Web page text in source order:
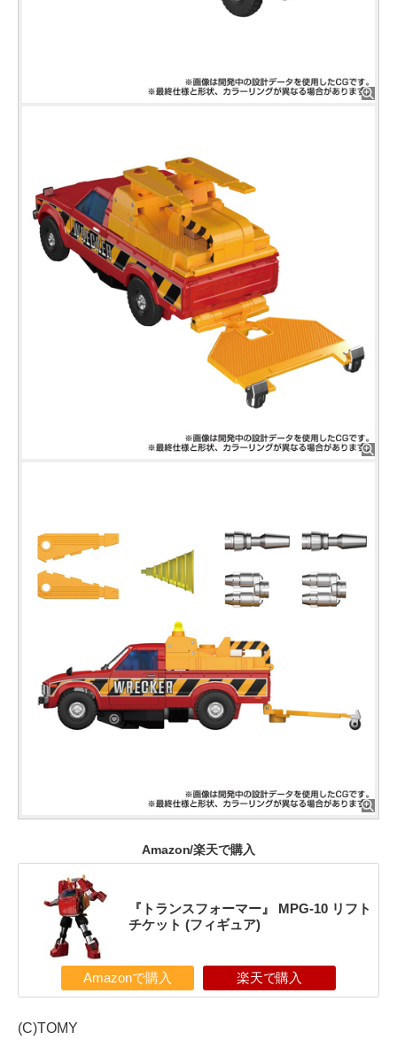
Amazon/楽天で購入
『トランスフォーマー』 MPG-10 リフト
チケット (フィギュア)
Amazonで購入 楽天で購入
(C)TOMY